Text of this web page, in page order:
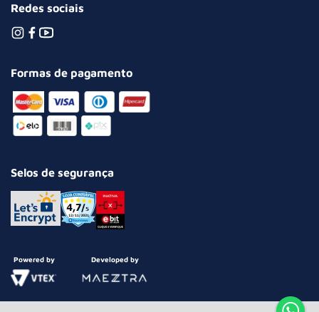
Redes sociais
Formas de pagamento
Selos de segurança
Powered by Developed by